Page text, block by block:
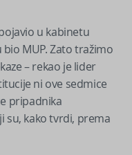
u kabinetu
MUP. Zato tražimo
– rekao je lider
ni ove sedmice
pripadnika
su, kako tvrdi, prema